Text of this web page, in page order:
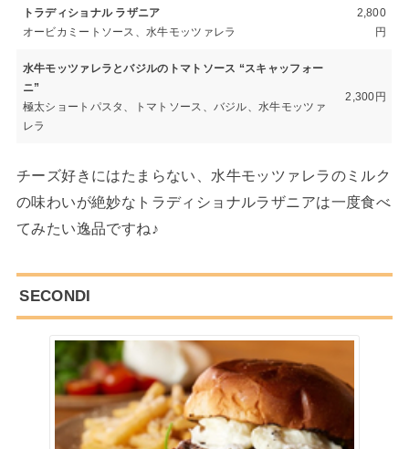
トラディショナル ラザニア
オービカミートソース、水牛モッツァレラ
2,800
円
水牛モッツァレラとバジルのトマトソース “スキャッフォー
ニ”
極太ショートパスタ、トマトソース、バジル、水牛モッツァ
レラ
2,300円
チーズ好きにはたまらない、水牛モッツァレラのミルク
の味わいが絶妙なトラディショナルラザニアは一度食べ
てみたい逸品ですね♪
SECONDI